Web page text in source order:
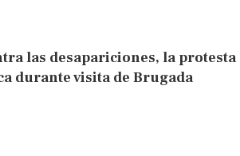
las desapariciones, la protesta
durante visita de Brugada